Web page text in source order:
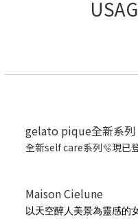
gelato pique全新系列
全新self care系列🫧現已
Maison Cielune
以天空醉人美景為靈感的